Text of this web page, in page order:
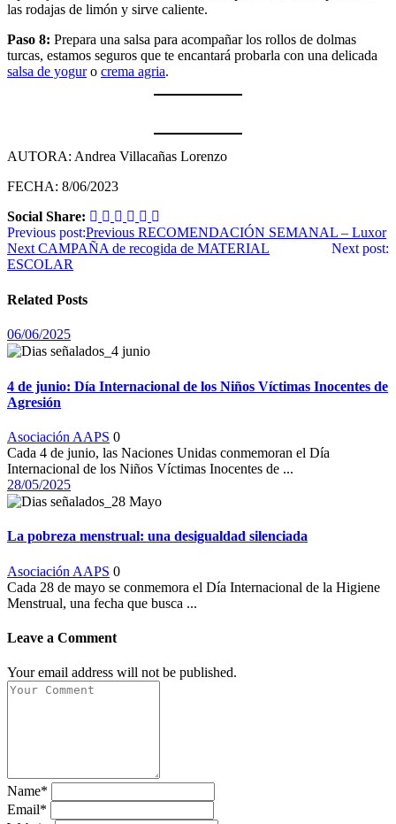
las rodajas de limón y sirve caliente.
Paso 8: Prepara una salsa para acompañar los rollos de dolmas
turcas, estamos seguros que te encantará probarla con una delicada
salsa de yoguro crema agria.
AUTORA: Andrea Villacañas Lorenzo
FECHA: 8/06/2023
Social Share:
Navegación
de
Previous
Previous post:
RECOMENDACIÓN SEMANAL – Luxor
Next
Next post:
CAMPAÑA de recogida de MATERIAL
ESCOLAR
Related Posts
06/06/2025
4 de junio: Día Internacional de los Niños Víctimas Inocentes de
Agresión
Asociación AAPS 0
Cada 4 de junio, las Naciones Unidas conmemoran el Día
Internacional de los Niños Víctimas Inocentes de ...
28/05/2025
La pobreza menstrual: una desigualdad silenciada
Asociación AAPS 0
Cada 28 de mayo se conmemora el Día Internacional de la Higiene
Menstrual, una fecha que busca ...
Leave a Comment
Your email address will not be published.
Name*
Email*